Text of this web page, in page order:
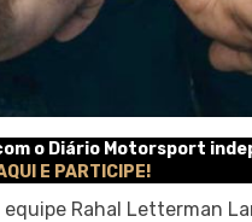
o Diário Motorsport
E PARTICIPE!
equipe Rahal Letterman